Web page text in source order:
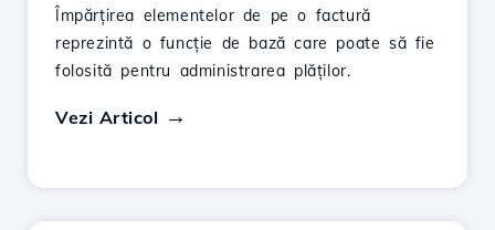
Împărțirea elementelor de pe o factură
reprezintă o funcție de bază care poate să fie
folosită pentru administrarea plăților.
Vezi Articol